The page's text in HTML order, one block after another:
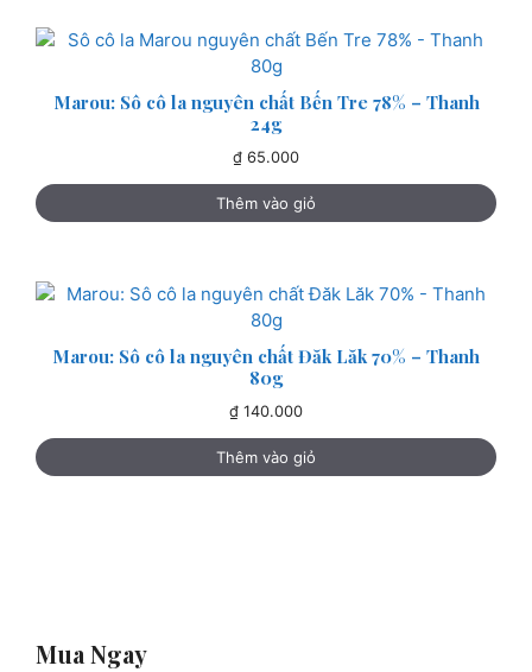
Marou: Sô cô la nguyên chất Bến Tre 78% – Thanh
24g
₫ 65.000
Thêm vào giỏ
Marou: Sô cô la nguyên chất Đăk Lăk 70% – Thanh
80g
₫ 140.000
Thêm vào giỏ
Mua Ngay